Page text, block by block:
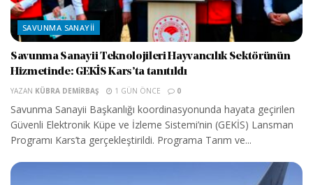
SAVUNMA SANAYII
Savunma Sanayii Teknolojileri Hayvancılık Sektörünün
Hizmetinde: GEKİS Kars’ta tanıtıldı
YAZAN KÜBRA DEMIRBAŞ 1 GÜN ÖNCE 0
Savunma Sanayii Başkanlığı koordinasyonunda hayata geçirilen
Güvenli Elektronik Küpe ve İzleme Sistemi’nin (GEKİS) Lansman
Programı Kars’ta gerçekleştirildi. Programa Tarım ve...